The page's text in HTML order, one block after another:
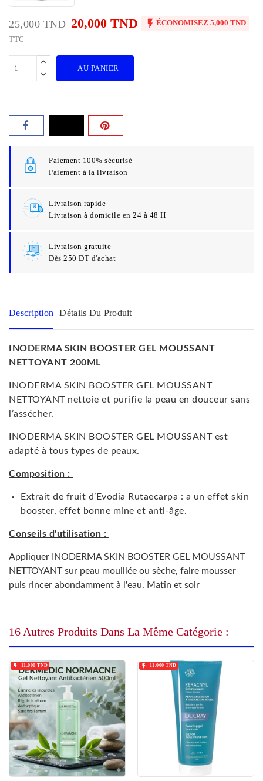
25,000 TND 20,000 TND  ÉCONOMISEZ 5,000 TND
TTC
+ AU PANIER
Paiement 100% sécurisé
Paiement à la livraison
Livraison rapide
Livraison à domicile en 24 à 48 H
Livraison gratuite
Dès 250 DT d'achat
Description Détails Du Produit
INODERMA SKIN BOOSTER GEL MOUSSANT
NETTOYANT 200ML
INODERMA SKIN BOOSTER GEL MOUSSANT
NETTOYANT nettoie et purifie la peau en douceur sans
l’assécher.
INODERMA SKIN BOOSTER GEL MOUSSANT est
adapté à tous types de peaux.
Composition :
Extrait de fruit d’Evodia Rutaecarpa : a un effet skin
booster, effet bonne mine et anti-âge.
Conseils d'utilisation :
Appliquer INODERMA SKIN BOOSTER GEL MOUSSANT
NETTOYANT sur peau mouillée ou sèche, faire mousser
puis rincer abondamment à l'eau. Matin et soir
16 Autres Produits Dans La Même Catégorie :
-11,000 TND -11,000 TND